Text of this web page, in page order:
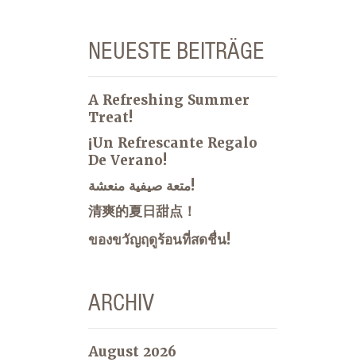
NEUESTE BEITRÄGE
A Refreshing Summer
Treat!
¡Un Refrescante Regalo
De Verano!
متعة صيفية منعشة!
清爽的夏日甜点！
ของขวัญฤดูร้อนที่สดชื่น!
ARCHIV
August 2026